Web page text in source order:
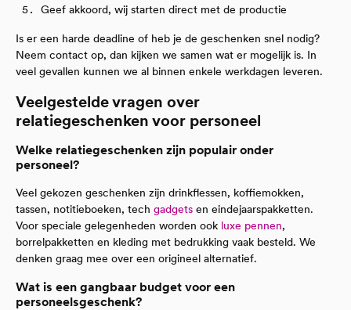
Geef akkoord, wij starten direct met de productie
Is er een harde deadline of heb je de geschenken snel nodig?
Neem contact op, dan kijken we samen wat er mogelijk is. In
veel gevallen kunnen we al binnen enkele werkdagen leveren.
Veelgestelde vragen over
relatiegeschenken voor personeel
Welke relatiegeschenken zijn populair onder
personeel?
Veel gekozen geschenken zijn drinkflessen, koffiemokken,
tassen, notitieboeken, tech gadgets en eindejaarspakketten.
Voor speciale gelegenheden worden ook luxe pennen,
borrelpakketten en kleding met bedrukking vaak besteld. We
denken graag mee over een origineel alternatief.
Wat is een gangbaar budget voor een
personeelsgeschenk?